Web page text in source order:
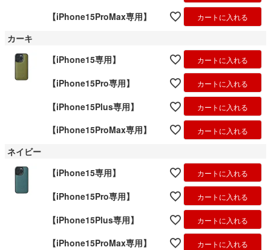
【iPhone15ProMax専用】 カートに入れる
カーキ
【iPhone15専用】
カートに入れる
【iPhone15Pro専用】 カートに入れる
【iPhone15Plus専用】 カートに入れる
【iPhone15ProMax専用】 カートに入れる
ネイビー
【iPhone15専用】
カートに入れる
【iPhone15Pro専用】 カートに入れる
【iPhone15Plus専用】 カートに入れる
【iPhone15ProMax専用】 カートに入れる